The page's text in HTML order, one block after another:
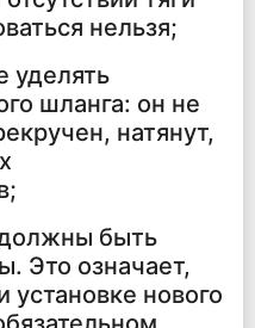
нельзя;
уделять
шланга: он не
натянут,
быть
Это означает,
установке нового